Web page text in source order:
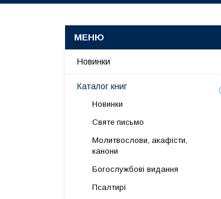
Новинки
Каталог книг
Новинки
Святе письмо
Молитвослови, акафісти,
канони
Богослужбові видання
Псалтирі